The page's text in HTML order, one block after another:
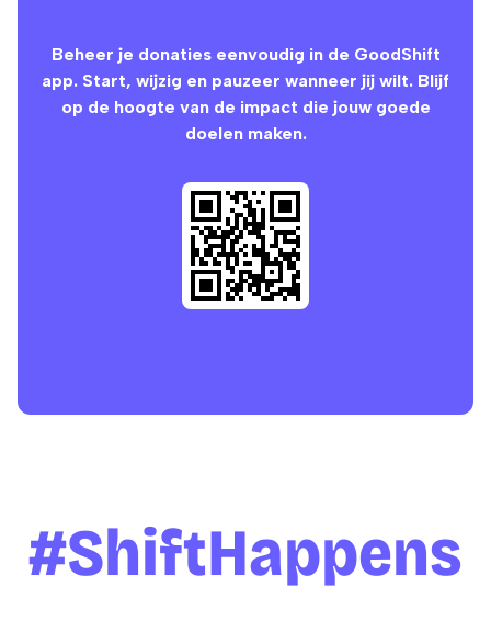
Beheer je donaties eenvoudig in de GoodShift
app. Start, wijzig en pauzeer wanneer jij wilt. Blijf
op de hoogte van de impact die jouw goede
doelen maken.
#ShiftHappens